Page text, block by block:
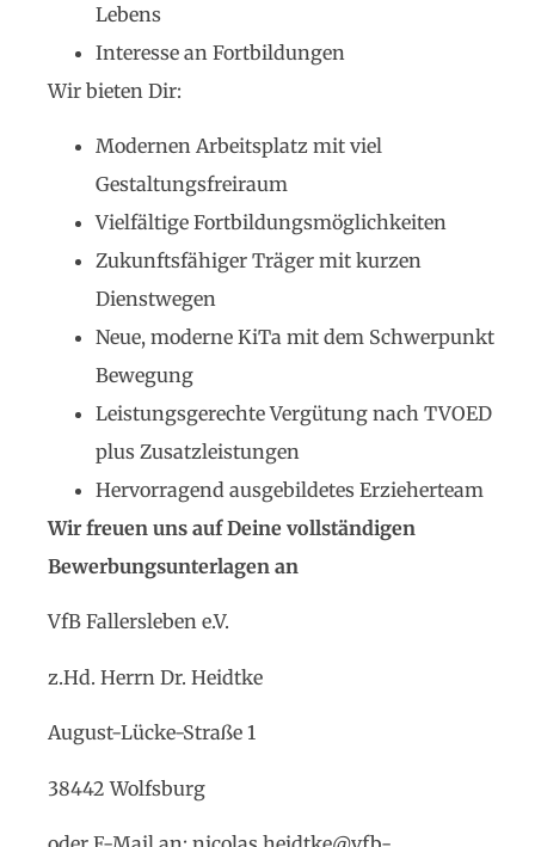
Lebens
Interesse an Fortbildungen
Wir bieten Dir:
Modernen Arbeitsplatz mit viel
Gestaltungsfreiraum
Vielfältige Fortbildungsmöglichkeiten
Zukunftsfähiger Träger mit kurzen
Dienstwegen
Neue, moderne KiTa mit dem Schwerpunkt
Bewegung
Leistungsgerechte Vergütung nach TVOED
plus Zusatzleistungen
Hervorragend ausgebildetes Erzieherteam
Wir freuen uns auf Deine vollständigen
Bewerbungsunterlagen an
VfB Fallersleben e.V.
z.Hd. Herrn Dr. Heidtke
August-Lücke-Straße 1
38442 Wolfsburg